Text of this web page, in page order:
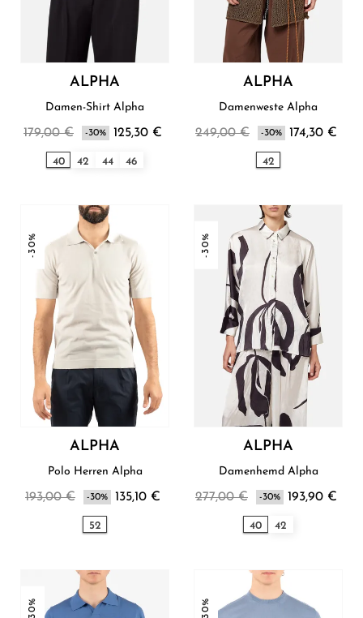
ALPHA
Damen-Shirt Alpha
179,00 € -30% 125,30 €
40 42 44 46
ALPHA
Damenweste Alpha
249,00 € -30% 174,30 €
42
-30%
ALPHA
Polo Herren Alpha
193,00 € -30% 135,10 €
52
-30%
ALPHA
Damenhemd Alpha
277,00 € -30% 193,90 €
40 42
-30% -30%